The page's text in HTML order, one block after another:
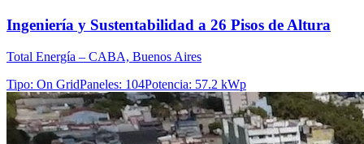
Ingeniería y Sustentabilidad a 26 Pisos de Altura
Total Energía – CABA, Buenos Aires
Tipo: On GridPaneles: 104Potencia: 57.2 kWp